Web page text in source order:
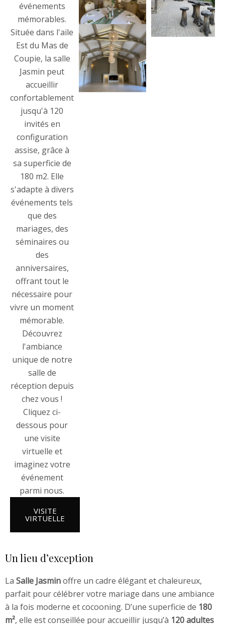
événements
mémorables.
Située dans l'aile
Est du Mas de
Coupie, la salle
Jasmin peut
accueillir
confortablement
jusqu'à 120
invités en
configuration
assise, grâce à
sa superficie de
180 m2. Elle
s'adapte à divers
événements tels
que des
mariages, des
séminaires ou
des
anniversaires,
offrant tout le
nécessaire pour
vivre un moment
mémorable.
Découvrez
l'ambiance
unique de notre
salle de
réception depuis
chez vous !
Cliquez ci-
dessous pour
une visite
virtuelle et
imaginez votre
événement
parmi nous.
VISITE
VIRTUELLE
Un lieu d’exception
La Salle Jasminoffre un cadre élégant et chaleureux,
parfait pour célébrer votre mariage dans une ambiance
à la fois moderne et cocooning. D’une superficie de 180
m², elle est conseillée pour accueillir jusqu’à 120 adultes